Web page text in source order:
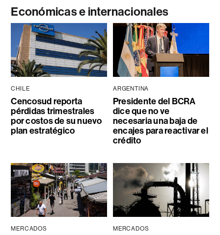
Económicas e internacionales
CHILE
Cencosud reporta
pérdidas trimestrales
por costos de su nuevo
plan estratégico
ARGENTINA
Presidente del BCRA
dice que no ve
necesaria una baja de
encajes para reactivar el
crédito
MERCADOS MERCADOS